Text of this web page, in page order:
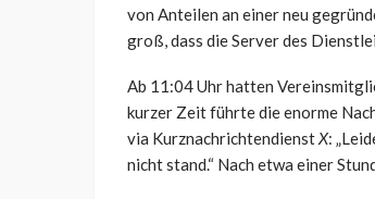
von Anteilen an einer neu
groß, dass die Server des
Ab 11:04 Uhr hatten
kurzer Zeit führte die enorme
via KurznachrichtendienstX:
nicht stand.“ Nach etwa einer